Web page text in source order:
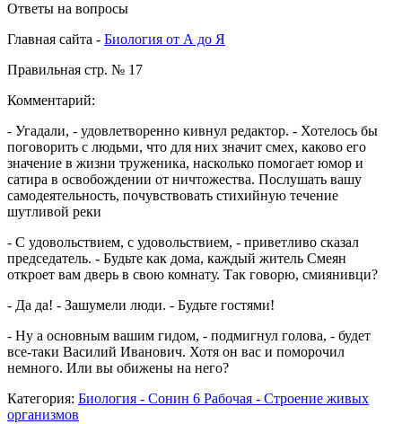
Ответы на вопросы
Главная сайта - Биология от А до Я
Правильная стр. № 17
Комментарий:
- Угадали, - удовлетворенно кивнул редактор. - Хотелось бы
поговорить с людьми, что для них значит смех, каково его
значение в жизни труженика, насколько помогает юмор и
сатира в освобождении от ничтожества. Послушать вашу
самодеятельность, почувствовать стихийную течение
шутливой реки
- С удовольствием, с удовольствием, - приветливо сказал
председатель. - Будьте как дома, каждый житель Смеян
откроет вам дверь в свою комнату. Так говорю, смиянивци?
- Да да! - Зашумели люди. - Будьте гостями!
- Ну а основным вашим гидом, - подмигнул голова, - будет
все-таки Василий Иванович. Хотя он вас и поморочил
немного. Или вы обижены на него?
Категория: Биология - Сонин 6 Рабочая - Строение живых
организмов